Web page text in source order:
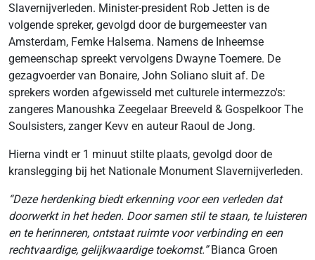
Slavernijverleden. Minister-president Rob Jetten is de
volgende spreker, gevolgd door de burgemeester van
Amsterdam, Femke Halsema. Namens de Inheemse
gemeenschap spreekt vervolgens Dwayne Toemere. De
gezagvoerder van Bonaire, John Soliano sluit af. De
sprekers worden afgewisseld met culturele intermezzo's:
zangeres Manoushka Zeegelaar Breeveld & Gospelkoor The
Soulsisters, zanger Kevv en auteur Raoul de Jong.
Hierna vindt er 1 minuut stilte plaats, gevolgd door de
kranslegging bij het Nationale Monument Slavernijverleden.
“Deze herdenking biedt erkenning voor een verleden dat
doorwerkt in het heden. Door samen stil te staan, te luisteren
en te herinneren, ontstaat ruimte voor verbinding en een
rechtvaardige, gelijkwaardige toekomst.”Bianca Groen